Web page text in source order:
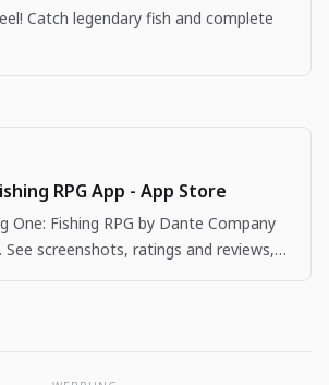
Catch legendary fish and complete
RPG App - App Store
One: Fishing RPG by Dante Company
screenshots, ratings and reviews,